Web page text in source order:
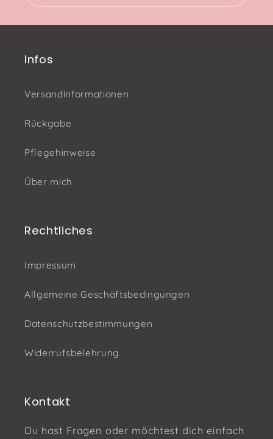
Infos
Versandinformationen
Rückgabe
Pflegehinweise
Über mich
Rechtliches
Impressum
Allgemeine Geschäftsbedingungen
Datenschutzbestimmungen
Widerrufsbelehrung
Kontakt
Du hast Fragen oder möchtest dich einfach